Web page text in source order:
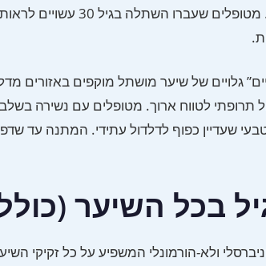
הבסיסי המשפיע על שיער
גלויים של שיער מושתל מוקפים באזורים
שעדיין כפוף לדלדול עתידי. המתנה עד
בכל השיער